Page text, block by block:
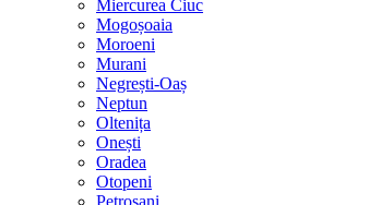
Miercurea Ciuc
Mogoșoaia
Moroeni
Murani
Negrești-Oaș
Neptun
Oltenița
Onești
Oradea
Otopeni
Petroșani